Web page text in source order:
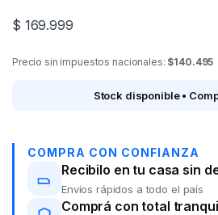
$ 169.999
Precio sin impuestos nacionales: $140.495
Stock disponible •
COMPRA CON CONFIANZA
Recibilo en tu casa sin
Envíos rápidos a todo el país
Comprá con total